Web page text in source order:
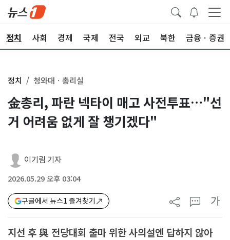
정치 사회 경제 국제 전국 외교 북한 금융ㆍ증권
정치 청와대ㆍ총리실
金총리, 파란 넥타이 매고 사전투표…"선
거 어려움 없게 잘 챙기겠다"
이기림 기자
2026.05.29 오후 03:04
구글에서 뉴스1 즐겨찾기 가
지선 후 與 전당대회 출마 위한 사의설엔 답하지 않아